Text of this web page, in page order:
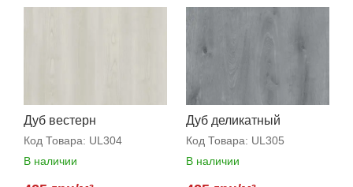
Дуб вестерн
Код Товара: UL304
В наличии
Дуб деликатный
Код Товара: UL305
В наличии